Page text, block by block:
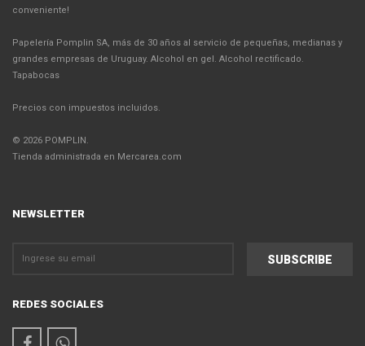
conveniente!
Papelería Pomplin SA, más de 30 años al servicio de pequeñas, medianas y
grandes empresas de Uruguay. Alcohol en gel. Alcohol rectificado.
Tapabocas
Precios con impuestos incluidos.
© 2026 POMPLIN.
Tienda administrada en Mercarea.com
NEWSLETTER
REDES SOCIALES